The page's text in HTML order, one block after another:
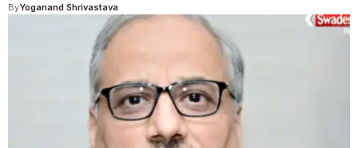
ByYoganand Shrivastava